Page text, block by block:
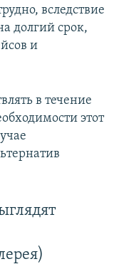
вследствие
долгий срок,
и
в течение
этот